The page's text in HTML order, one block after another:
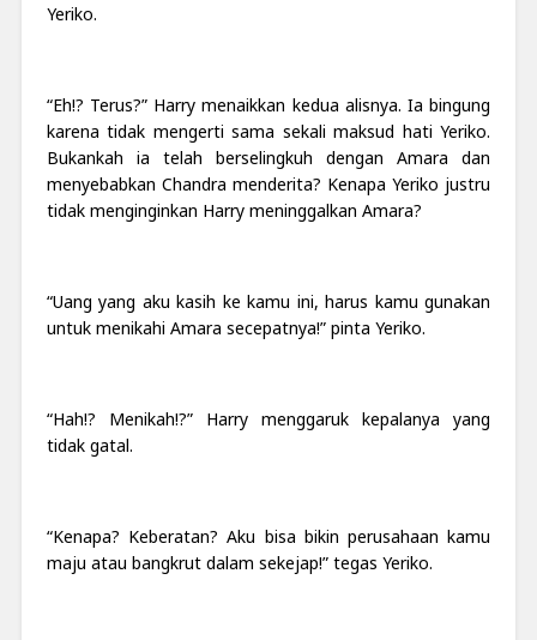
Yeriko.
“Eh!? Terus?” Harry menaikkan kedua alisnya. Ia bingung
karena tidak mengerti sama sekali maksud hati Yeriko.
Bukankah ia telah berselingkuh dengan Amara dan
menyebabkan Chandra menderita? Kenapa Yeriko justru
tidak menginginkan Harry meninggalkan Amara?
“Uang yang aku kasih ke kamu ini, harus kamu gunakan
untuk menikahi Amara secepatnya!” pinta Yeriko.
“Hah!? Menikah!?” Harry menggaruk kepalanya yang
tidak gatal.
“Kenapa? Keberatan? Aku bisa bikin perusahaan kamu
maju atau bangkrut dalam sekejap!” tegas Yeriko.